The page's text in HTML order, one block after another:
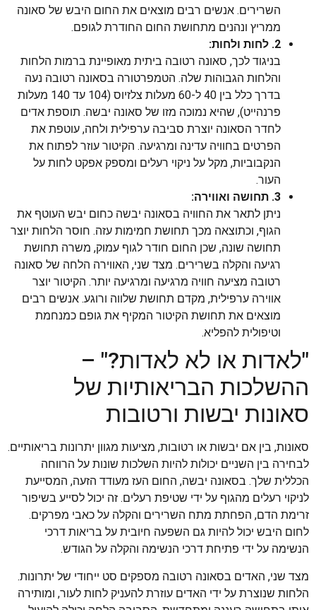
השרירים. אנשים רבים מוצאים את החום היבש של סאונה
ממריץ ונהנים מתחושת החום החודרת לגופם.
2. לחות ולחות:
בניגוד לכך, סאונה רטובה ביתית מאופיינת ברמות הלחות
והלחות הגבוהות שלה. הטמפרטורה בסאונה רטובה נעה
בדרך כלל בין 40 ל-60 מעלות צלזיוס (104 עד 140 מעלות
פרנהייט), שהיא נמוכה מזו של סאונה יבשה. תוספת אדים
לחדר הסאונה יוצרת סביבה ערפילית ולחה, עוטפת את
הפרטים בחוויה עדינה ומרגיעה. הקיטור עוזר לפתוח את
הנקבוביות, מקל על ניקוי רעלים ומספק אפקט לחות על
העור.
3. תחושה ואווירה:
ניתן לתאר את החוויה בסאונה יבשה כחום יבש העוטף את
הגוף, וכתוצאה מכך תחושת חמימות עזה. חוסר הלחות יוצר
תחושה שונה, שכן החום חודר לגוף עמוק, משרה תחושת
רגיעה והקלה בשרירים. מצד שני, האווירה הלחה של סאונה
רטובה מציעה חוויה מרגיעה ומרגיעה יותר. הקיטור יוצר
אווירה ערפילית, מקדם תחושת שלווה ורוגע. אנשים רבים
מוצאים את תחושת הקיטור המקיף את גופם כמנחמת
וטיפולית להפליא.
"לאדות או לא לאדות?" –
ההשלכות הבריאותיות של
סאונות יבשות ורטובות
סאונות, בין אם יבשות או רטובות, מציעות מגוון יתרונות בריאותיים.
לבחירה בין השניים יכולות להיות השלכות שונות על הרווחה
הכללית שלך. בסאונה יבשה, החום העז מעודד הזעה, המסייעת
לניקוי רעלים מהגוף על ידי שטיפת רעלים. זה יכול לסייע בשיפור
זרימת הדם, הפחתת מתח השרירים והקלה על כאבי מפרקים.
לחום היבש יכול להיות גם השפעה חיובית על בריאות דרכי
הנשימה על ידי פתיחת דרכי הנשימה והקלה על הגודש.
מצד שני, האדים בסאונה רטובה מספקים סט ייחודי של יתרונות.
הלחות שנוצרת על ידי האדים עוזרת להעניק לחות לעור, ומותירה